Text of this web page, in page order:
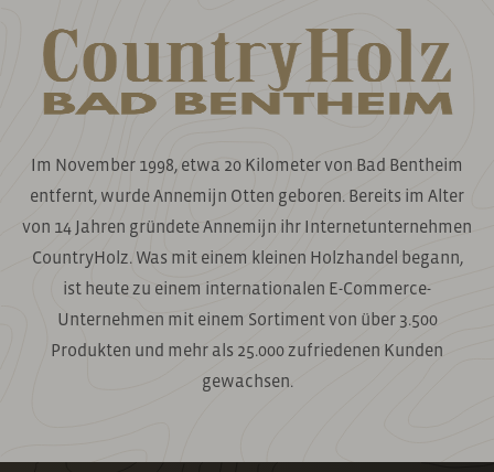
Im November 1998, etwa 20 Kilometer von Bad Bentheim
entfernt, wurde Annemijn Otten geboren. Bereits im Alter
von 14 Jahren gründete Annemijn ihr Internetunternehmen
CountryHolz. Was mit einem kleinen Holzhandel begann,
ist heute zu einem internationalen E-Commerce-
Unternehmen mit einem Sortiment von über 3.500
Produkten und mehr als 25.000 zufriedenen Kunden
gewachsen.